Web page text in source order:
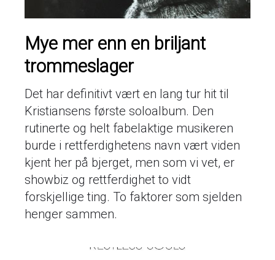
Mye mer enn en briljant
trommeslager
Det har definitivt vært en lang tur hit til
Kristiansens første soloalbum. Den
rutinerte og helt fabelaktige musikeren
burde i rettferdighetens navn vært viden
kjent her på bjerget, men som vi vet, er
showbiz og rettferdighet to vidt
forskjellige ting. To faktorer som sjelden
henger sammen.